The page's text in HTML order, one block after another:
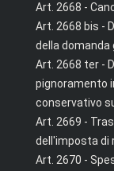
Art. 2668 -
Art. 2668 bis -
della domanda
Art. 2668 ter -
pignoramento
conservativo
Art. 2669 -
dell'imposta di
Art. 2670 -